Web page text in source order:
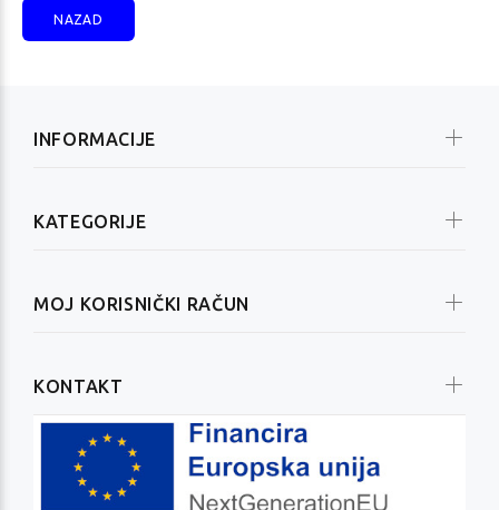
NAZAD
INFORMACIJE
KATEGORIJE
MOJ KORISNIČKI RAČUN
KONTAKT